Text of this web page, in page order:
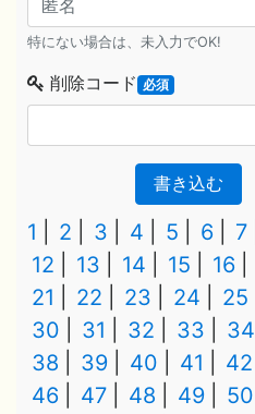
特にない場合は、未入力でOK!
削除コード 必須
書き込む
1 2 3 4 5 6 7
12
13 14 15 16
21
22 23 24 25
30
31 32 33 34
38
39 40 41 42
46
47 48 49 50